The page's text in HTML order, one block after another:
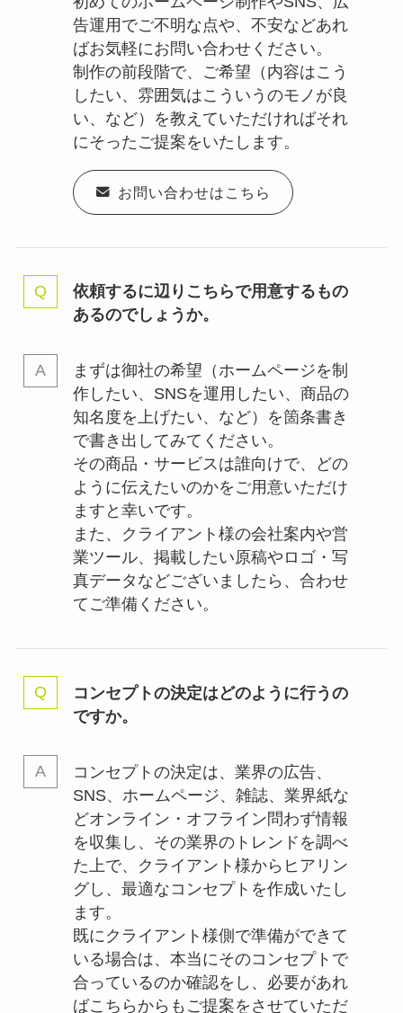
告運用でご不明な点や、不安などあれ
ばお気軽にお問い合わせください。
制作の前段階で、ご希望（内容はこう
したい、雰囲気はこういうのモノが良
い、など）を教えていただければそれ
にそったご提案をいたします。
お問い合わせはこちら
依頼するに辺りこちらで用意するもの
あるのでしょうか。
まずは御社の希望（ホームページを制
作したい、SNSを運用したい、商品の
知名度を上げたい、など）を箇条書き
で書き出してみてください。
その商品・サービスは誰向けで、どの
ように伝えたいのかをご用意いただけ
ますと幸いです。
また、クライアント様の会社案内や営
業ツール、掲載したい原稿やロゴ・写
真データなどございましたら、合わせ
てご準備ください。
コンセプトの決定はどのように行うの
ですか。
コンセプトの決定は、業界の広告、
SNS、ホームページ、雑誌、業界紙な
どオンライン・オフライン問わず情報
を収集し、その業界のトレンドを調べ
た上で、クライアント様からヒアリン
グし、最適なコンセプトを作成いたし
ます。
既にクライアント様側で準備ができて
いる場合は、本当にそのコンセプトで
合っているのか確認をし、必要があれ
ばこちらからもご提案をさせていただ